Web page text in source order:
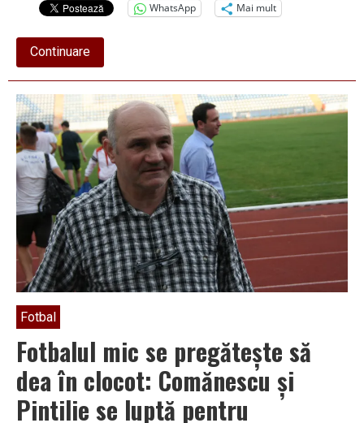
WhatsApp
Mai mult
Continuareabout
Uite
alegerile,
s
alegerile
Fotbal
Fotbalul mic se pregăteşte să
dea în clocot: Comănescu şi
Pintilie se luptă pentru